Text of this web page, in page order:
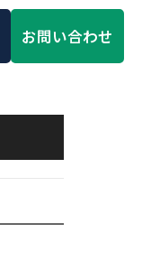
お問い合わせ